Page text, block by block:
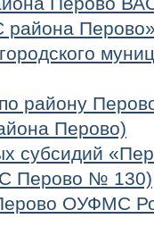
района
району
Перово)
субсидий
Перово № 130)
ОУФМС